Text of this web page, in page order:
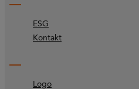
ESG
Kontakt
Logo